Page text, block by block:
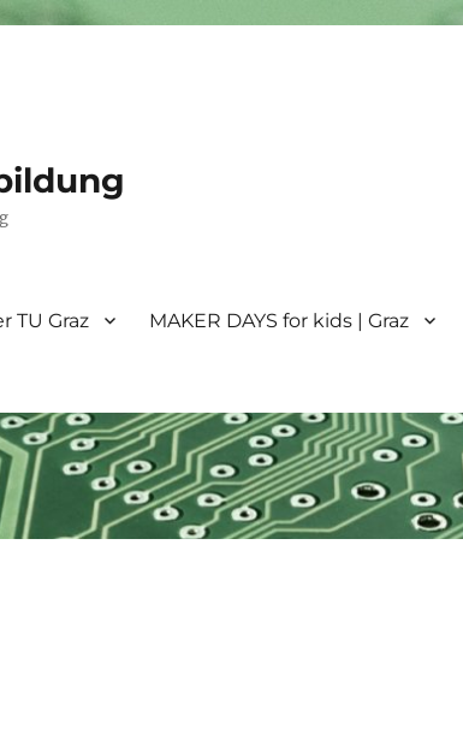
TU Graz MAKER DAYS for kids | Graz